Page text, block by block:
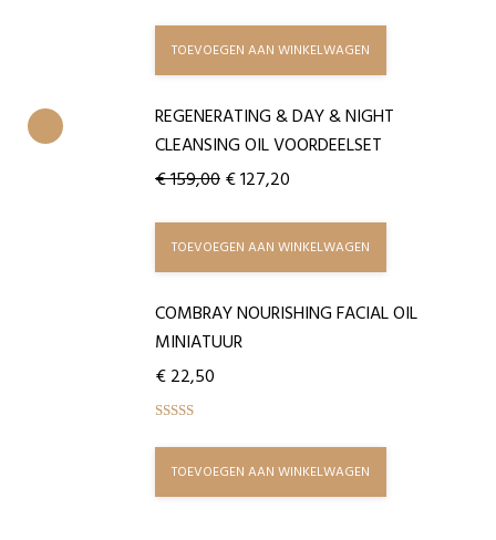
TOEVOEGEN AAN WINKELWAGEN
REGENERATING & DAY & NIGHT
CLEANSING OIL VOORDEELSET
€159,00€127,20
TOEVOEGEN AAN WINKELWAGEN
COMBRAY NOURISHING FACIAL OIL
MINIATUUR
€22,50
5.00uit 5
TOEVOEGEN AAN WINKELWAGEN